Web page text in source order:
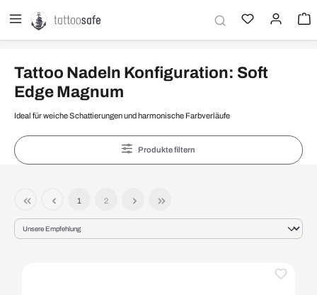
springen
Tattoo Nadeln Konfiguration: Soft
Edge Magnum
Ideal für weiche Schattierungen und harmonische Farbverläufe
Produkte filtern
1 2